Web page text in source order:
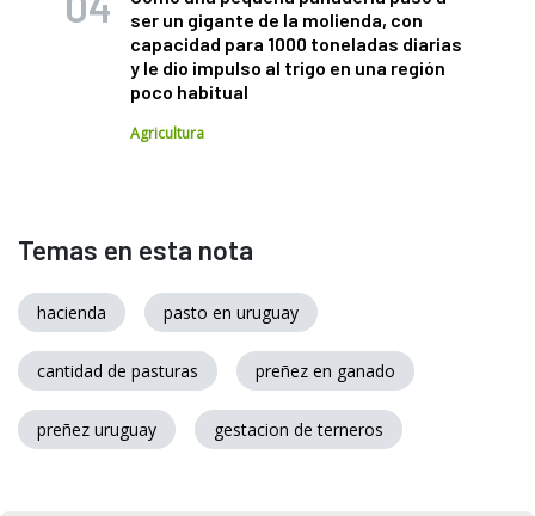
ser un gigante de la molienda, con
capacidad para 1000 toneladas diarias
y le dio impulso al trigo en una región
poco habitual
Agricultura
Temas en esta nota
hacienda pasto en uruguay
cantidad de pasturas preñez en ganado
preñez uruguay gestacion de terneros